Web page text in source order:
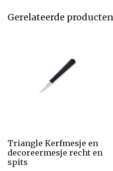
Gerelateerde producten
Triangle Kerfmesje en
decoreermesje recht en
spits